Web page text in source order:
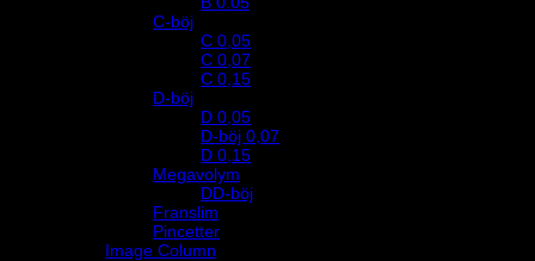
C-böj
C 0,05
C 0,07
C 0,15
D-böj
D 0,05
D-böj 0,07
D 0,15
Megavolym
DD-böj
Franslim
Pincetter
Image Column